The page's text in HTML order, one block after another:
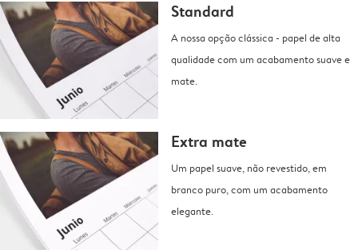
Standard
A nossa opção clássica - papel de alta
qualidade com um acabamento suave e
mate.
Extra mate
Um papel suave, não revestido, em
branco puro, com um acabamento
elegante.